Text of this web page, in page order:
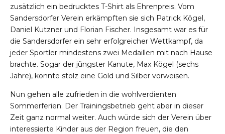
zusätzlich ein bedrucktes T-Shirt als Ehrenpreis. Vom
Sandersdorfer Verein erkämpften sie sich Patrick Kögel,
Daniel Kutzner und Florian Fischer. Insgesamt war es für
die Sandersdorfer ein sehr erfolgreicher Wettkampf, da
jeder Sportler mindestens zwei Medaillen mit nach Hause
brachte. Sogar der jüngster Kanute, Max Kögel (sechs
Jahre), konnte stolz eine Gold und Silber vorweisen.
Nun gehen alle zufrieden in die wohlverdienten
Sommerferien. Der Trainingsbetrieb geht aber in dieser
Zeit ganz normal weiter. Auch würde sich der Verein über
interessierte Kinder aus der Region freuen, die den